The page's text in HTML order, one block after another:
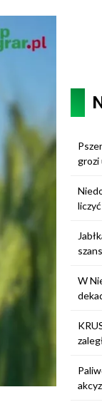
grozi
W